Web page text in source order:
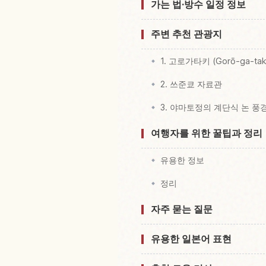
가는 법·방수 일정 정보
주변 추천 관광지
1. 고로가타키 (Gorō-ga-
2. 쓰준쿄 자료관
3. 야마토정의 계단식 논 풍
여행자를 위한 꿀팁과 정리
유용한 정보
정리
자주 묻는 질문
유용한 일본어 표현